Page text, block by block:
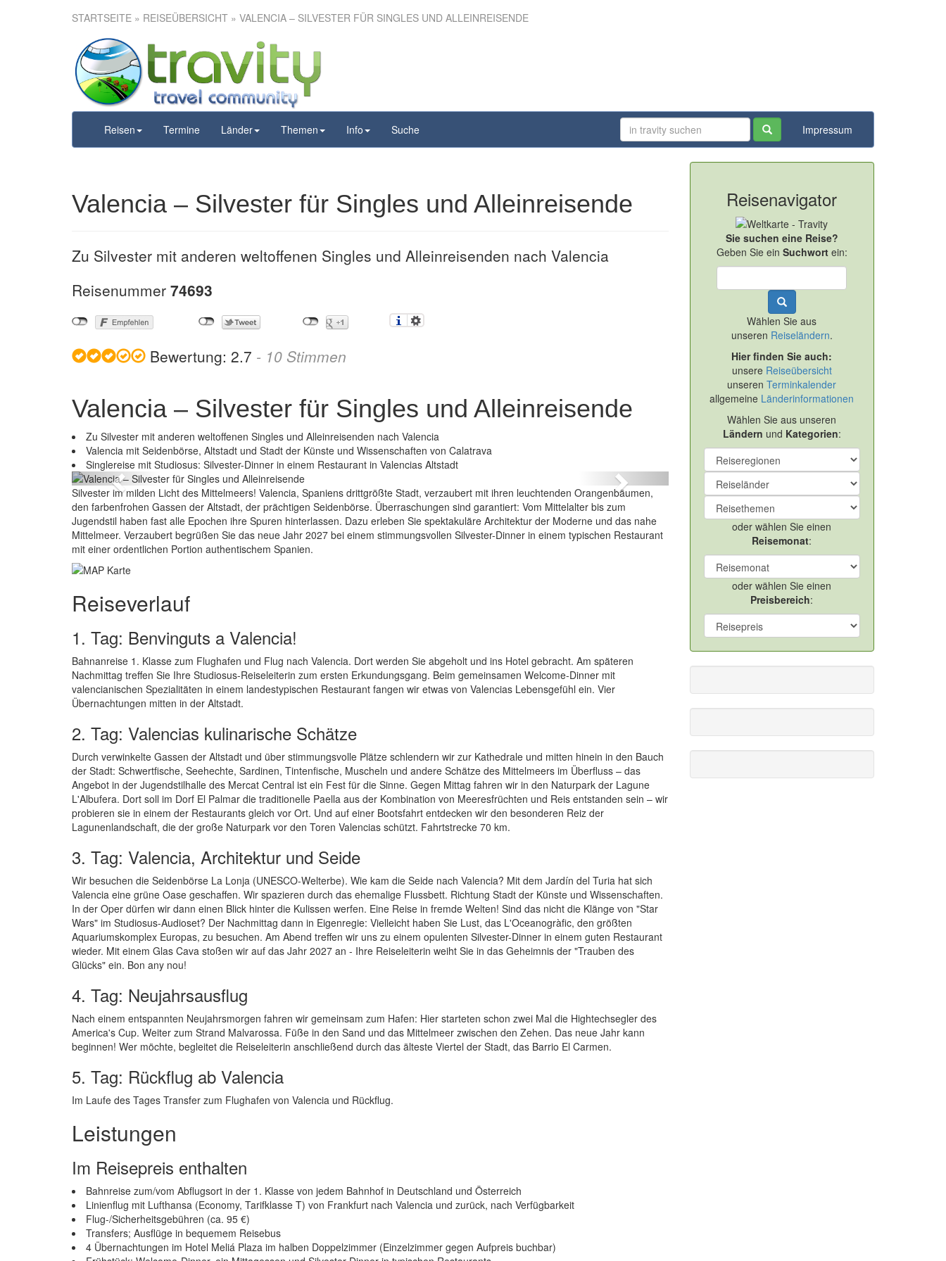
STARTSEITE » REISEÜBERSICHT » VALENCIA – SILVESTER FÜR SINGLES UND ALLEINREISENDE
Reisen Termine Länder Themen Info Suche Impressum
Valencia – Silvester für Singles und
Alleinreisende
Valencia – Silvester für Singles und Alleinreisende
Zu Silvester mit anderen weltoffenen Singles und Alleinreisenden nach Valencia
Reisenummer 74693
Bewertung: 2.7 - 10 Stimmen
Valencia – Silvester für Singles und Alleinreisende
Zu Silvester mit anderen weltoffenen Singles und Alleinreisenden nach Valencia
Valencia mit Seidenbörse, Altstadt und Stadt der Künste und Wissenschaften von Calatrava
Singlereise mit Studiosus: Silvester-Dinner in einem Restaurant in Valencias Altstadt
Valencia – Silvester für Singles und Alleinreisende Valencia – Silvester für Singles und
Previous Next
Silvester im milden Licht des Mittelmeers! Valencia, Spaniens drittgrößte Stadt, verzaubert mit ihren leuchtenden Orangenbäumen,
den farbenfrohen Gassen der Altstadt, der prächtigen Seidenbörse. Überraschungen sind garantiert: Vom Mittelalter bis zum
Jugendstil haben fast alle Epochen ihre Spuren hinterlassen. Dazu erleben Sie spektakuläre Architektur der Moderne und das nahe
Mittelmeer. Verzaubert begrüßen Sie das neue Jahr 2027 bei einem stimmungsvollen Silvester-Dinner in einem typischen Restaurant
mit einer ordentlichen Portion authentischem Spanien.
Reiseverlauf
1. Tag: Benvinguts a Valencia!
Bahnanreise 1. Klasse zum Flughafen und Flug nach Valencia. Dort werden Sie abgeholt und ins Hotel gebracht. Am späteren
Nachmittag treffen Sie Ihre Studiosus-Reiseleiterin zum ersten Erkundungsgang. Beim gemeinsamen Welcome-Dinner mit
valencianischen Spezialitäten in einem landestypischen Restaurant fangen wir etwas von Valencias Lebensgefühl ein. Vier
Übernachtungen mitten in der Altstadt.
2. Tag: Valencias kulinarische Schätze
Durch verwinkelte Gassen der Altstadt und über stimmungsvolle Plätze schlendern wir zur Kathedrale und mitten hinein in den Bauch
der Stadt: Schwertfische, Seehechte, Sardinen, Tintenfische, Muscheln und andere Schätze des Mittelmeers im Überfluss – das
Angebot in der Jugendstilhalle des Mercat Central ist ein Fest für die Sinne. Gegen Mittag fahren wir in den Naturpark der Lagune
L'Albufera. Dort soll im Dorf El Palmar die traditionelle Paella aus der Kombination von Meeresfrüchten und Reis entstanden sein – wir
probieren sie in einem der Restaurants gleich vor Ort. Und auf einer Bootsfahrt entdecken wir den besonderen Reiz der
Lagunenlandschaft, die der große Naturpark vor den Toren Valencias schützt. Fahrtstrecke 70 km.
3. Tag: Valencia, Architektur und Seide
Wir besuchen die Seidenbörse La Lonja (UNESCO-Welterbe). Wie kam die Seide nach Valencia? Mit dem Jardín del Turia hat sich
Valencia eine grüne Oase geschaffen. Wir spazieren durch das ehemalige Flussbett. Richtung Stadt der Künste und Wissenschaften.
In der Oper dürfen wir dann einen Blick hinter die Kulissen werfen. Eine Reise in fremde Welten! Sind das nicht die Klänge von "Star
Wars" im Studiosus-Audioset? Der Nachmittag dann in Eigenregie: Vielleicht haben Sie Lust, das L'Oceanogràfic, den größten
Aquariumskomplex Europas, zu besuchen. Am Abend treffen wir uns zu einem opulenten Silvester-Dinner in einem guten Restaurant
wieder. Mit einem Glas Cava stoßen wir auf das Jahr 2027 an - Ihre Reiseleiterin weiht Sie in das Geheimnis der "Trauben des
Glücks" ein. Bon any nou!
4. Tag: Neujahrsausflug
Nach einem entspannten Neujahrsmorgen fahren wir gemeinsam zum Hafen: Hier starteten schon zwei Mal die Hightechsegler des
America's Cup. Weiter zum Strand Malvarossa. Füße in den Sand und das Mittelmeer zwischen den Zehen. Das neue Jahr kann
beginnen! Wer möchte, begleitet die Reiseleiterin anschließend durch das älteste Viertel der Stadt, das Barrio El Carmen.
5. Tag: Rückflug ab Valencia
Im Laufe des Tages Transfer zum Flughafen von Valencia und Rückflug.
Leistungen
Im Reisepreis enthalten
Bahnreise zum/vom Abflugsort in der 1. Klasse von jedem Bahnhof in Deutschland und Österreich
Linienflug mit Lufthansa (Economy, Tarifklasse T) von Frankfurt nach Valencia und zurück, nach Verfügbarkeit
Flug-/Sicherheitsgebühren (ca. 95 €)
Transfers; Ausflüge in bequemem Reisebus
4 Übernachtungen im Hotel Meliá Plaza im halben Doppelzimmer (Einzelzimmer gegen Aufpreis buchbar)
Reisenavigator
Sie suchen eine Reise?
Geben Sie ein Suchwortein:
Wählen Sie aus
unseren Reiseländern.
Hier finden Sie auch:
unsere Reiseübersicht
unserenTerminkalender
allgemeine Länderinformationen
Wählen Sie aus unseren
Ländern und Kategorien:
oder wählen Sie einen
Reisemonat:
oder wählen Sie einen
Preisbereich: